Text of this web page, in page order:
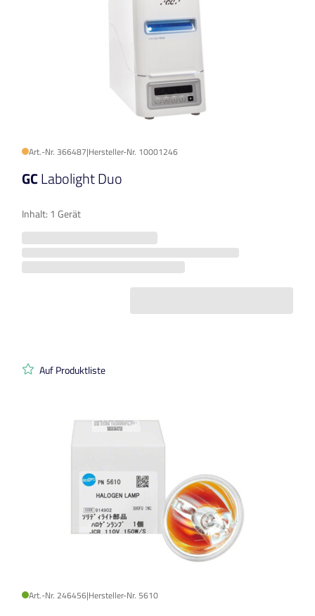
Art.-Nr. 366487|Hersteller-Nr. 10001246
GCLabolight Duo
Inhalt: 1 Gerät
Auf Produktliste
Art.-Nr. 246456|Hersteller-Nr. 5610